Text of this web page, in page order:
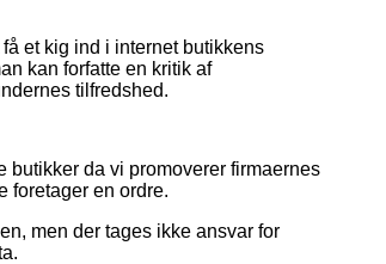
et kig ind i internet butikkens
kan forfatte en kritik af
tilfredshed.
da vi promoverer firmaernes
foretager en ordre.
men der tages ikke ansvar for